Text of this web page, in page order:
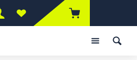
Du hast 0 Produkte auf dem